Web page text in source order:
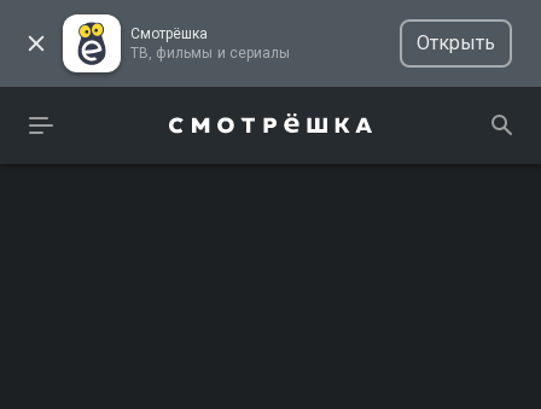
Смотрёшка
ТВ, фильмы и сериалы
Открыть